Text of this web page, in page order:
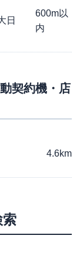
日
600m以
内
契約機・店
4.6km